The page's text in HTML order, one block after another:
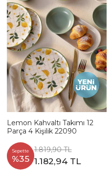
Lemon Kahvaltı Takımı 12
Parça 4 Kişilik 22090
Sepette
%35
1.819,90 TL
1.182,94 TL